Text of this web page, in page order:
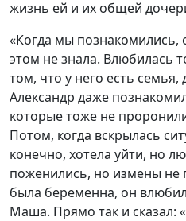
жизнь ей и их общей
«Когда мы познакомились,
этом не знала. Влюбилась
том, что у него есть
Александр даже
которые тоже не
Потом, когда вскрылась
конечно, хотела уйти, но
поженились, но измены не
была беременна, он
Маша. Прямо так и сказал: